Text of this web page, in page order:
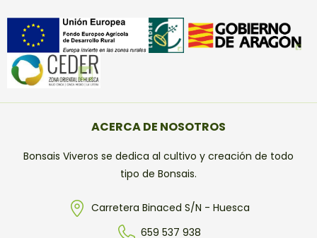
ACERCA DE NOSOTROS
Bonsais Viveros se dedica al cultivo y creación de todo
tipo de Bonsais.
Carretera Binaced S/N - Huesca
659 537 938